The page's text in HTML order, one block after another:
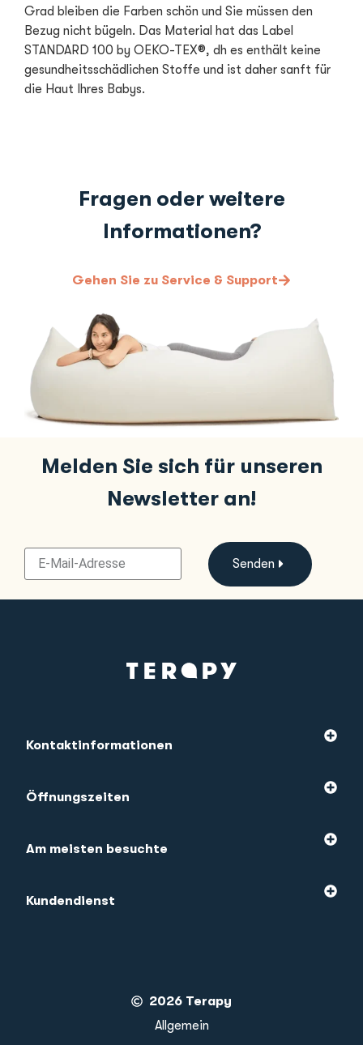
Grad bleiben die Farben schön und Sie müssen den
Bezug nicht bügeln. Das Material hat das Label
STANDARD 100 by OEKO-TEX®, dh es enthält keine
gesundheitsschädlichen Stoffe und ist daher sanft für
die Haut Ihres Babys.
Fragen oder weitere
Informationen?
Gehen Sie zu Service & Support
Melden Sie sich für unseren
Newsletter an!
Senden
Kontaktinformationen
Öffnungszeiten
Am meisten besuchte
Kundendienst
2026 Terapy
Allgemein